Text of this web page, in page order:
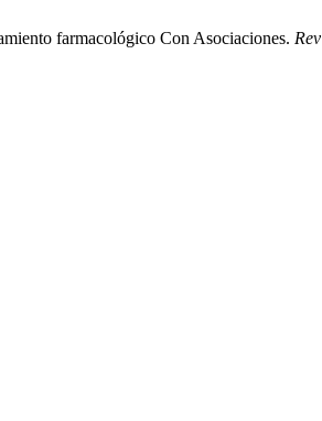
farmacológico Con Asociaciones.